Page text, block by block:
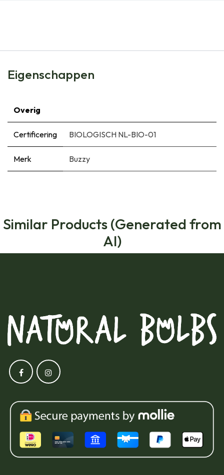
Eigenschappen
Overig
Certificering BIOLOGISCH NL-BIO-01
Merk Buzzy
Similar Products (Generated from
AI)